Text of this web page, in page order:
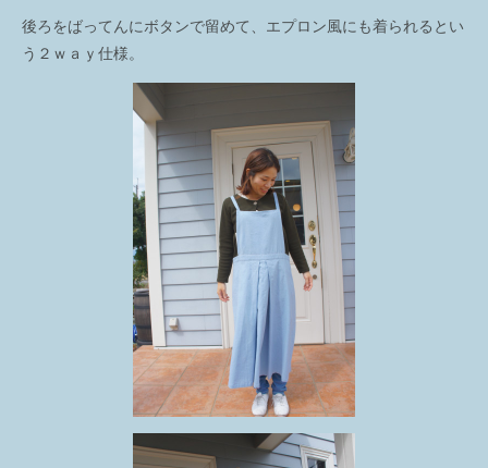
後ろをばってんにボタンで留めて、エプロン風にも着られるとい
う２ｗａｙ仕様。